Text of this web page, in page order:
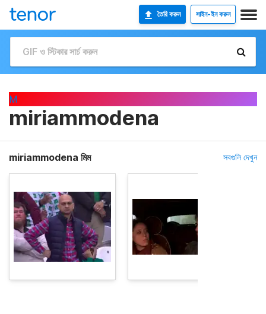
তৈরি করুন সাইন-ইন করুন
M
miriammodena
miriammodena মিম সবগুলি দেখুন